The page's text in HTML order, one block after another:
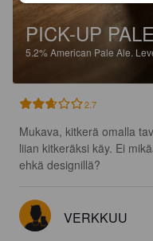
PICK-UP
5.2%American Pale Ale.
2.7
Mukava, kitkerä omalla
liian kitkeräksi käy. Ei
ehkä designillä?
VERKKUU